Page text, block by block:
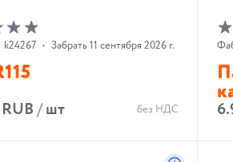
k24267 • Забрать 11 сентября 2026 г.
/шт без НДС